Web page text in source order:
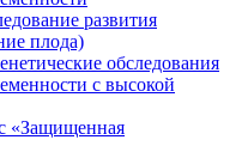
развития
плода)
обследования
с высокой
«Защищенная